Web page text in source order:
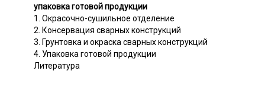
упаковка готовой продукции
1. Окрасочно-сушильное отделение
2. Консервация сварных конструкций
3. Грунтовка и окраска сварных конструкций
4. Упаковка готовой продукции
Литература